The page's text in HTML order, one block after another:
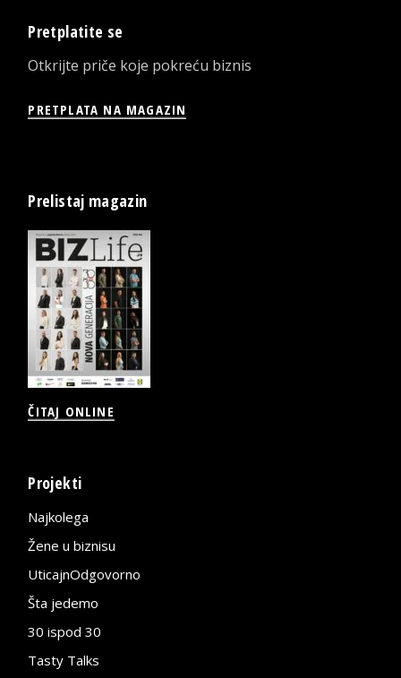
Pretplatite se
Otkrijte priče koje pokreću biznis
PRETPLATA NA MAGAZIN
Prelistaj magazin
ČITAJ ONLINE
Projekti
Najkolega
Žene u biznisu
UticajnOdgovorno
Šta jedemo
30 ispod 30
Tasty Talks